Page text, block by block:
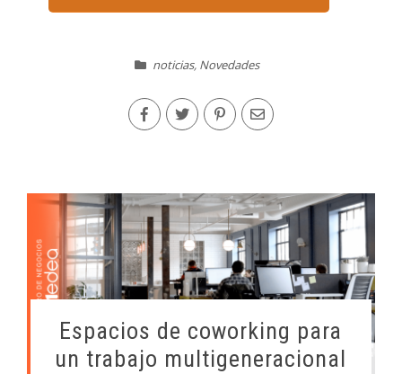
noticias, Novedades
Espacios de coworking para
un trabajo multigeneracional